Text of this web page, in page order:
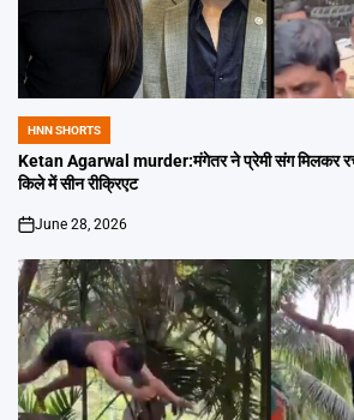
POSTED
IN
HNN SHORTS
Ketan Agarwal murder:मंगेतर ने प्रेमी संग मिलकर
किले में सीन रीक्रिएट
on
June 28, 2026